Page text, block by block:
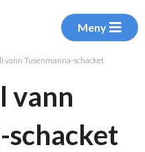
Meny
vann Tusenmanna-schacket
vann
schacket